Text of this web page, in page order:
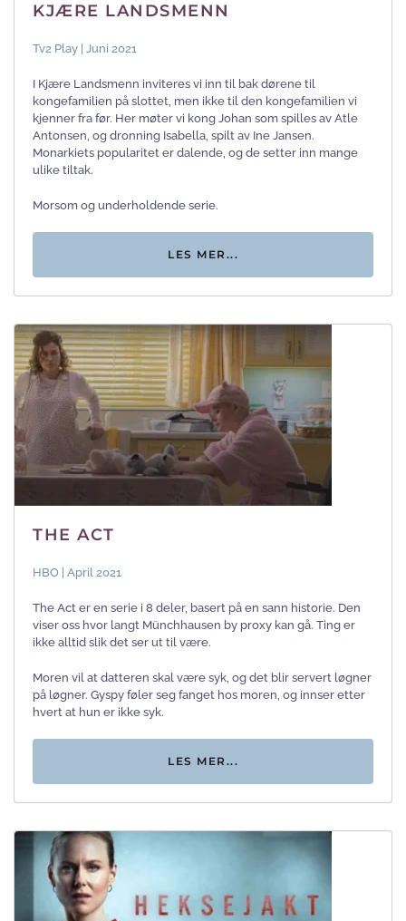
KJÆRE LANDSMENN
Tv2 Play | Juni 2021
I Kjære Landsmenn inviteres vi inn til bak dørene til
kongefamilien på slottet, men ikke til den kongefamilien vi
kjenner fra før. Her møter vi kong Johan som spilles av Atle
Antonsen, og dronning Isabella, spilt av Ine Jansen.
Monarkiets popularitet er dalende, og de setter inn mange
ulike tiltak.
Morsom og underholdende serie.
LES MER...
THE ACT
HBO | April 2021
The Act er en serie i 8 deler, basert på en sann historie. Den
viser oss hvor langt Münchhausen by proxy kan gå. Ting er
ikke alltid slik det ser ut til være.
Moren vil at datteren skal være syk, og det blir servert løgner
på løgner. Gyspy føler seg fanget hos moren, og innser etter
hvert at hun er ikke syk.
LES MER...